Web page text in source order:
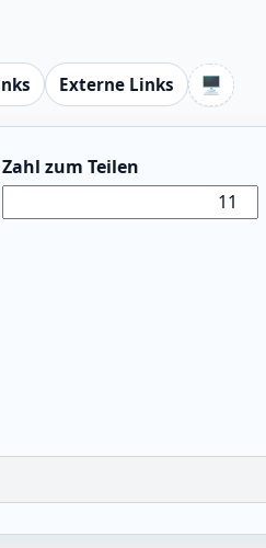
Externe Links 🖥️
Zahl zum Teilen